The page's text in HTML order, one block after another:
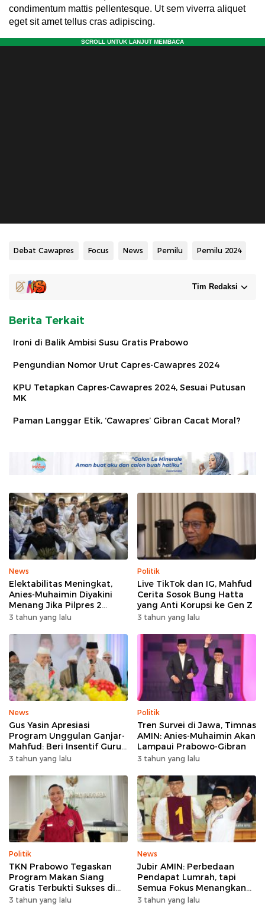
condimentum mattis pellentesque. Ut sem viverra aliquet
eget sit amet tellus cras adipiscing.
Debat Cawapres Focus News Pemilu Pemilu 2024
Tim Redaksi
Berita Terkait
Ironi di Balik Ambisi Susu Gratis Prabowo
Pengundian Nomor Urut Capres-Cawapres 2024
KPU Tetapkan Capres-Cawapres 2024, Sesuai Putusan
MK
Paman Langgar Etik, ‘Cawapres’ Gibran Cacat Moral?
News
Elektabilitas Meningkat,
Anies-Muhaimin Diyakini
Menang Jika Pilpres 2
Putaran
3 tahun yang lalu
Politik
Live TikTok dan IG, Mahfud
Cerita Sosok Bung Hatta
yang Anti Korupsi ke Gen Z
3 tahun yang lalu
News
Gus Yasin Apresiasi
Program Unggulan Ganjar-
Mahfud: Beri Insentif Guru
Agama
3 tahun yang lalu
Politik
Tren Survei di Jawa, Timnas
AMIN: Anies-Muhaimin Akan
Lampaui Prabowo-Gibran
3 tahun yang lalu
Politik
TKN Prabowo Tegaskan
Program Makan Siang
Gratis Terbukti Sukses di
RI-Global
3 tahun yang lalu
News
Jubir AMIN: Perbedaan
Pendapat Lumrah, tapi
Semua Fokus Menangkan
Anies-Muhaimin
3 tahun yang lalu